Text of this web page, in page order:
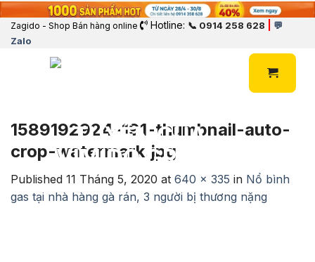
Zagido - Shop Bán hàng online Hotline: 📞 0914 258 628
💬
Zalo
1589192924-191-thumbnail-auto-
crop-watermark.jpg
Published 11 Tháng 5, 2020 at 640 × 335 in Nổ bình
gas tại nhà hàng gà rán, 3 người bị thương nặng